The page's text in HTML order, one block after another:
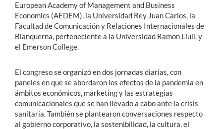
European Academy of Management and Business
Economics (AEDEM), la Universidad Rey Juan Carlos, la
Facultad de Comunicación y Relaciones Internacionales de
Blanquerna, perteneciente a la Universidad Ramon Llull, y
el Emerson College.
El congreso se organizó en dos jornadas diarias, con
paneles en que se abordaron los efectos de la pandemia en
ámbitos económicos, marketing y las estrategias
comunicacionales que se han llevado a cabo ante la crisis
sanitaria. También se plantearon conversaciones respecto
al gobierno corporativo, la sostenibilidad, la cultura, el